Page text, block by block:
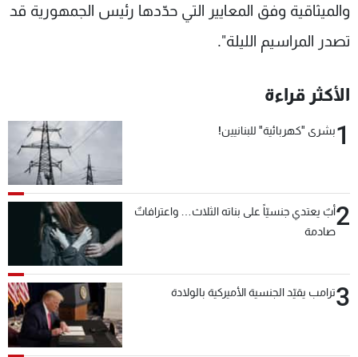
والميثاقية وفق المعايير التي حدّدها رئيس الجمهورية قد
تصدر المراسيم الليلة".
الأكثر قراءة
1بشرى "كهربائية" للبنانيين!
2أبٌ يعتدي جنسيّاً على بناته الثلاث… واعترافاتٌ
صادمة
3ترامب يقيّد الجنسية الأميركية بالولادة